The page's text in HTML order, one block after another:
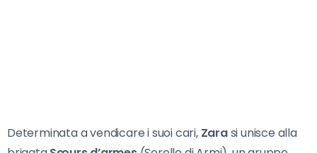
Determinata a vendicare i suoi cari, Zarasi unisce alla